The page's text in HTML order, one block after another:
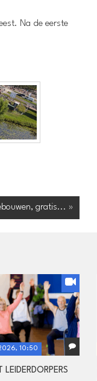
Na de eerste
gratis... »
10:50
LEIDERDORPERS